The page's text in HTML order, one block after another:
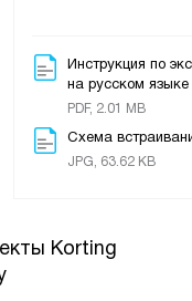
я собирался на
что моя любимая
быстрой программе,
И я пришел на
- это
нет проблем с
барабане.
Инструкция по
на русском языке
PDF, 2.01 MB
Схема
JPG, 63.62 KB
Korting